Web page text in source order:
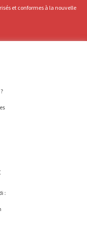
et conformes à la nouvelle
: